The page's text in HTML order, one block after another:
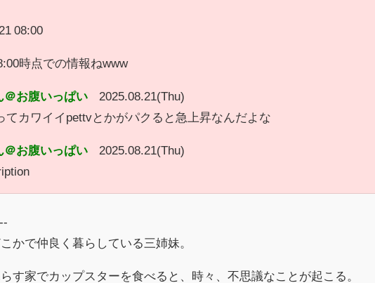
08:00
時点での情報ねwww
＠お腹いっぱい
2025.08.21(Thu)
てカワイイpettvとかがパクると急上昇なんだよな
＠お腹いっぱい
2025.08.21(Thu)
かで仲良く暮らしている三姉妹。
す家でカップスターを食べると、時々、不思議なことが起こる。